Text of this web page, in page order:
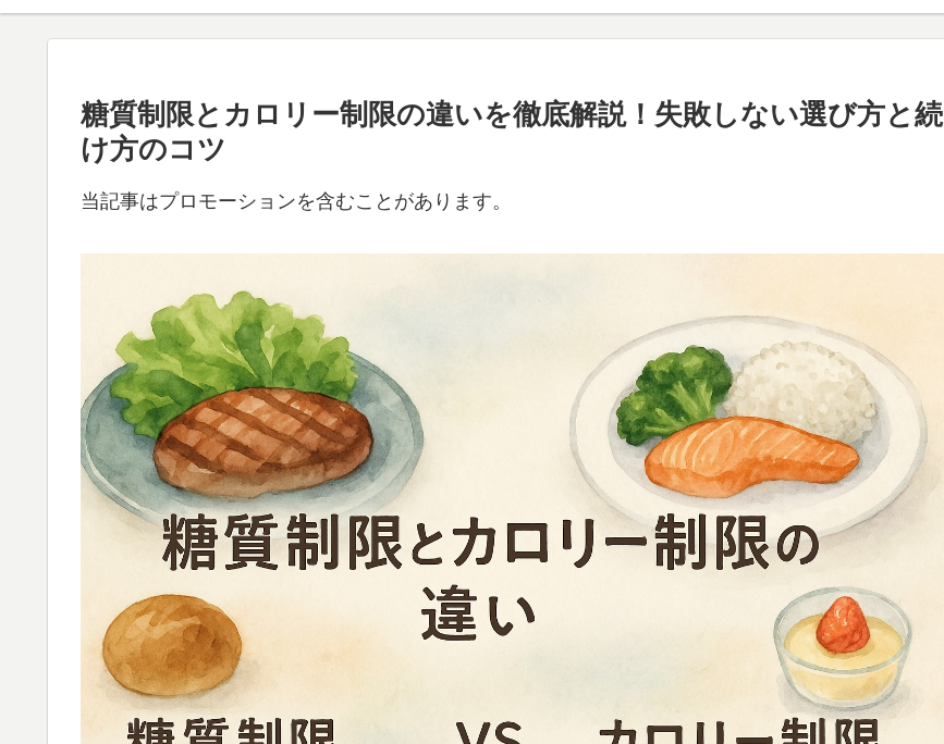
糖質制限とカロリー制限の違いを徹底解説！失敗しない選び方と続
け方のコツ
当記事はプロモーションを含むことがあります。